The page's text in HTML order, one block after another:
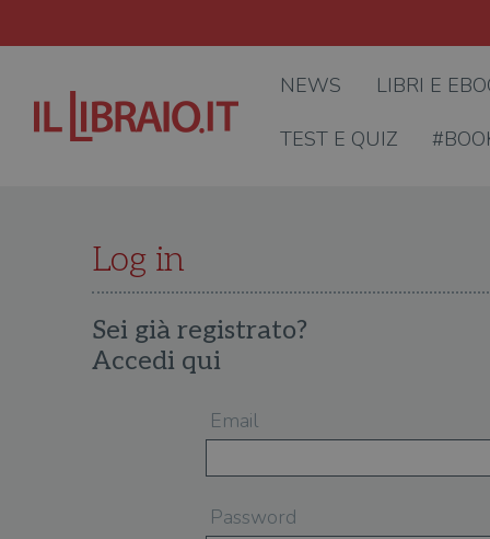
NEWS LIBRI E
TEST E QUIZ
Log in
Sei già registrato?
Accedi qui
Email
Password